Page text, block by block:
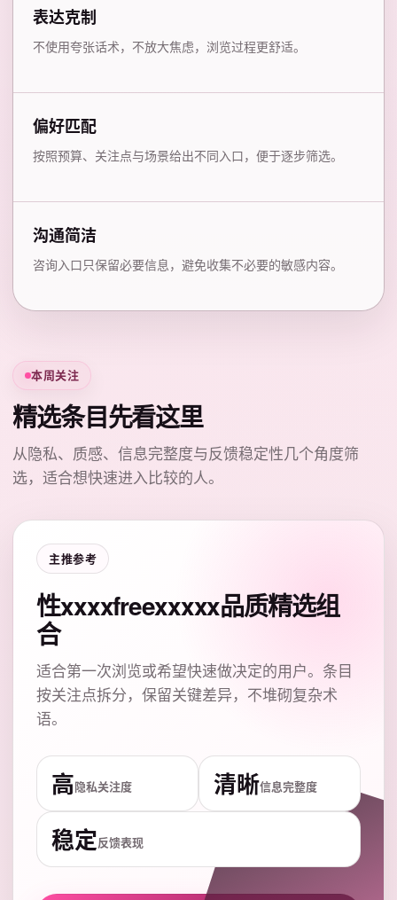
表达克制
不使用夸张话术，不放大焦虑，浏览过程更舒适。
偏好匹配
按照预算、关注点与场景给出不同入口，便于逐步筛选。
沟通简洁
咨询入口只保留必要信息，避免收集不必要的敏感内容。
本周关注
精选条目先看这里
从隐私、质感、信息完整度与反馈稳定性几个角度筛
选，适合想快速进入比较的人。
主推参考
性xxxxfreexxxxx品质精选组
合
适合第一次浏览或希望快速做决定的用户。条目
按关注点拆分，保留关键差异，不堆砌复杂术
语。
高隐私关注度 清晰信息完整度
稳定反馈表现